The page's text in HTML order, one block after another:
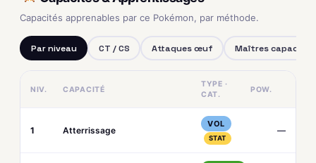
Capacités apprenables par ce Pokémon, par méthode.
Par niveau CT / CS Attaques œuf Maîtres capacités
NIV. CAPACITÉ
TYPE ·
CAT.
POW.
1 Atterrissage
VOL
STAT
—